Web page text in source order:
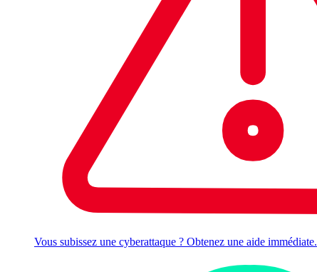
Vous subissez une cyberattaque ? Obtenez une aide immédiate.